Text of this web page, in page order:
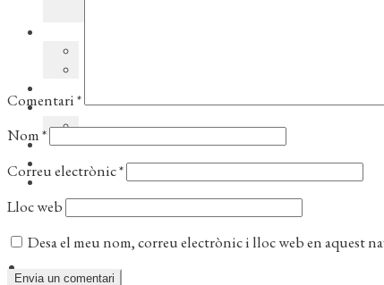
Comentari*
Nom*
Correu electrònic*
Lloc web
Desa el meu nom, correu electrònic i lloc web en aquest